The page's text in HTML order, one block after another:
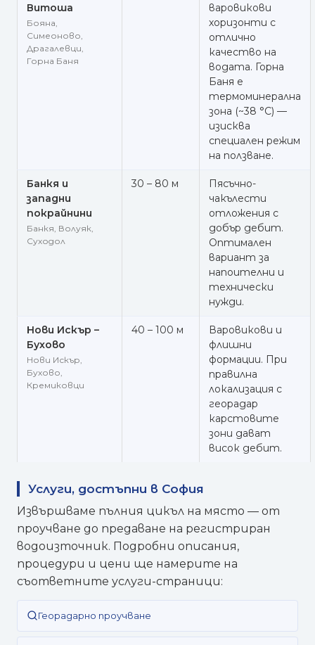
Витоша
Бояна,
Симеоново,
Драгалевци,
Горна Баня
варовикови
хоризонти с
отлично
качество на
водата. Горна
Баня е
термоминерална
зона (~38 °C) —
изисква
специален режим
на ползване.
Банкя и
западни
покрайнини
Банкя, Волуяк,
Суходол
30 – 80 м
Пясъчно-
чакълести
отложения с
добър дебит.
Оптимален
вариант за
напоителни и
технически
нужди.
Нови Искър –
Бухово
Нови Искър,
Бухово,
Кремиковци
40 – 100 м
Варовикови и
флишни
формации. При
правилна
локализация с
георадар
карстовите
зони дават
висок дебит.
Услуги, достъпни в София
Извършваме пълния цикъл на място — от
проучване до предаване на регистриран
водоизточник. Подробни описания,
процедури и цени ще намерите на
съответните услуги-страници:
Георадарно проучване